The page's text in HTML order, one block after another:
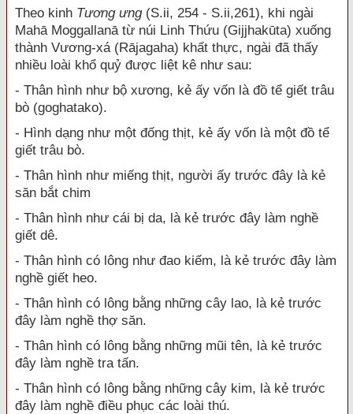
Theo kinh Tương ưng(S.ii, 254 - S.ii,261), khi ngài
Mahā Moggallanā từ núi Linh Thứu (Gijjhakūta) xuống
thành Vương-xá (Rājagaha) khất thực, ngài đã thấy
nhiều loài khổ quỷ được liệt kê như sau:
- Thân hình như bộ xương, kẻ ấy vốn là đồ tể giết trâu
bò (goghatako).
- Hình dạng như một đống thịt, kẻ ấy vốn là một đồ tể
giết trâu bò.
- Thân hình như miếng thịt, người ấy trước đây là kẻ
săn bắt chim
- Thân hình như cái bị da, là kẻ trước đây làm nghề
giết dê.
- Thân hình có lông như đao kiếm, là kẻ trước đây làm
nghề giết heo.
- Thân hình có lông bằng những cây lao, là kẻ trước
đây làm nghề thợ săn.
- Thân hình có lông bằng những mũi tên, là kẻ trước
đây làm nghề tra tấn.
- Thân hình có lông bằng những cây kim, là kẻ trước
đây làm nghề điều phục các loài thú.